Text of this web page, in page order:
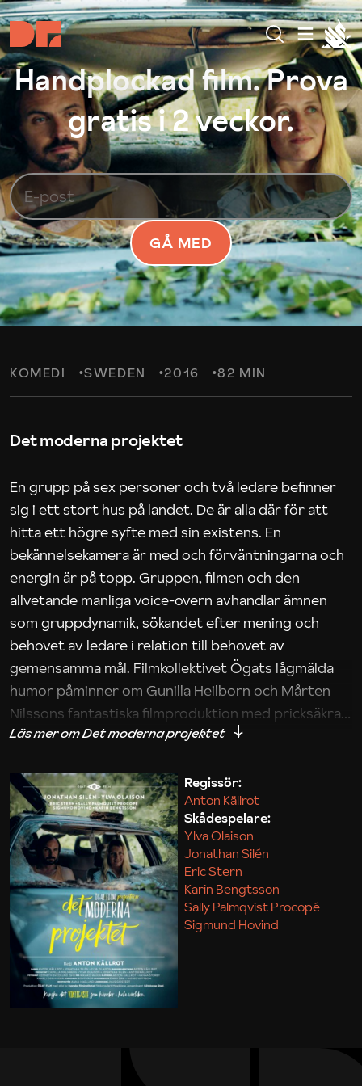
Handplockad film. Prova
gratis i 2 veckor.
GÅ MED
KOMEDI SWEDEN 2016 82 MIN
Det moderna projektet
En grupp på sex personer och två ledare befinner
sig i ett stort hus på landet. De är alla där för att
hitta ett högre syfte med sin existens. En
bekännelsekamera är med och förväntningarna och
energin är på topp. Gruppen, filmen och den
allvetande manliga voice-overn avhandlar ämnen
som gruppdynamik, sökandet efter mening och
behovet av ledare i relation till behovet av
gemensamma mål. Filmkollektivet Ögats lågmälda
humor påminner om Gunilla Heilborn och Mårten
Nilssons fantastiska filmproduktion med pricksäkra
iakttagelser om hur svårt det kan vara att omsätta
Maja Kekonius
Regissör:
Anton Källrot
Skådespelare:
Ylva Olaison
Jonathan Silén
Eric Stern
Karin Bengtsson
Sally Palmqvist Procopé
Sigmund Hovind